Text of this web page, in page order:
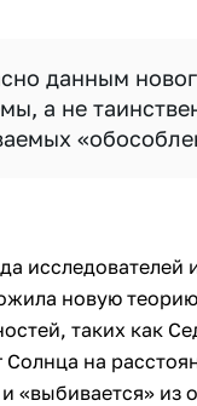
данным
а не
исследователей
новую
таких как
Солнца на
«выбивается» из